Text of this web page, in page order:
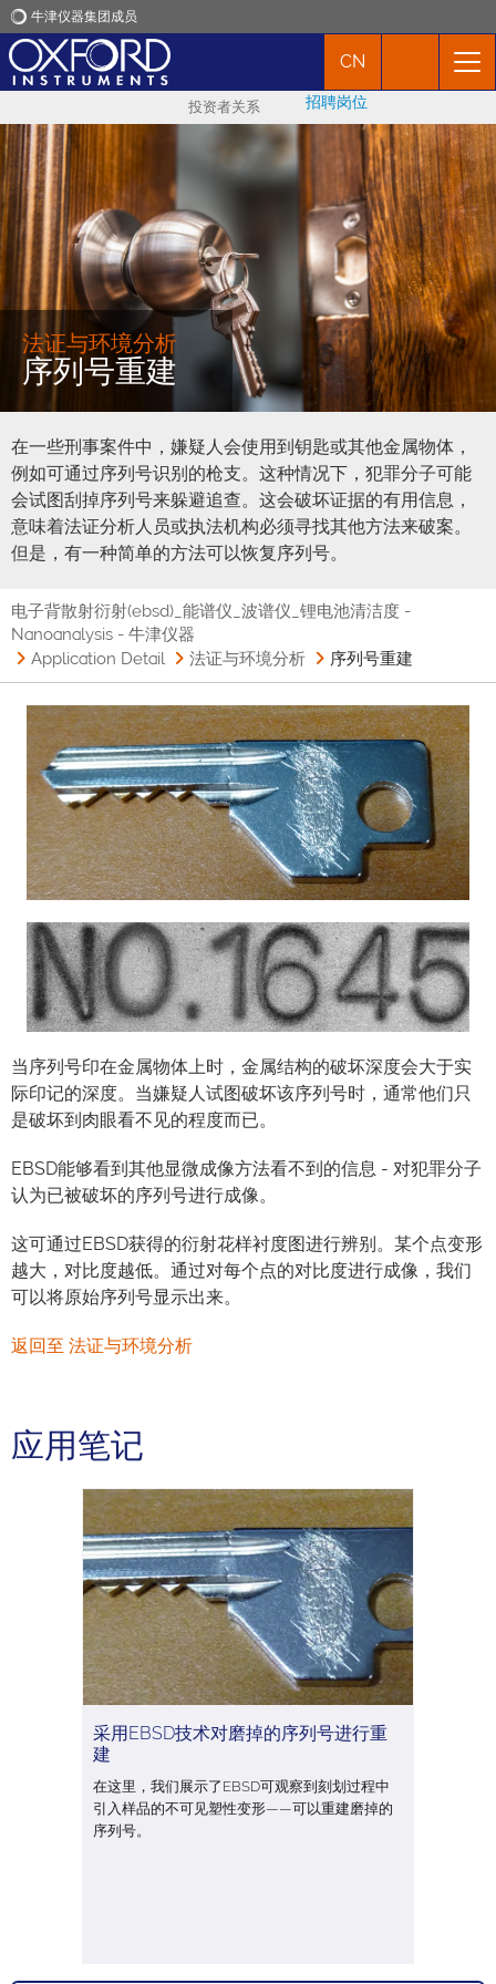
牛津仪器集团成员
应用
新闻
市场活动
联络我们
CN
投资者关系 招聘岗位
法证与环境分析
序列号重建
在一些刑事案件中，嫌疑人会使用到钥匙或其他金属物体，
例如可通过序列号识别的枪支。这种情况下，犯罪分子可能
会试图刮掉序列号来躲避追查。这会破坏证据的有用信息，
意味着法证分析人员或执法机构必须寻找其他方法来破案。
但是，有一种简单的方法可以恢复序列号。
电子背散射衍射(ebsd)_能谱仪_波谱仪_锂电池清洁度 -
Nanoanalysis - 牛津仪器
Application Detail
法证与环境分析 序列号重建
当序列号印在金属物体上时，金属结构的破坏深度会大于实
际印记的深度。当嫌疑人试图破坏该序列号时，通常他们只
是破坏到肉眼看不见的程度而已。
EBSD能够看到其他显微成像方法看不到的信息 - 对犯罪分子
认为已被破坏的序列号进行成像。
这可通过EBSD获得的衍射花样衬度图进行辨别。某个点变形
越大，对比度越低。通过对每个点的对比度进行成像，我们
可以将原始序列号显示出来。
返回至 法证与环境分析
应用笔记
采用EBSD技术对磨掉的序列号进行重
建
在这里，我们展示了EBSD可观察到刻划过程中
引入样品的不可见塑性变形——可以重建磨掉的
序列号。